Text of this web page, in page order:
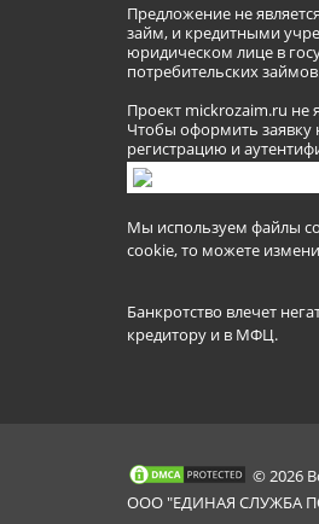
Предложение не
займ, и кредитными
юридическом лице в
потребительских
Проект mickrozaim.ru не
Чтобы оформить заявку
регистрацию и
Мы используем файлы
cookie, то можете
Банкротство влечет
кредитору и в МФЦ.
© 2026
ООО "ЕДИНАЯ СЛУЖБА ПО